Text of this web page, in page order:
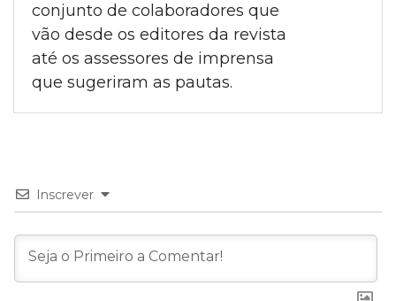
conjunto de colaboradores que
vão desde os editores da revista
até os assessores de imprensa
que sugeriram as pautas.
Inscrever